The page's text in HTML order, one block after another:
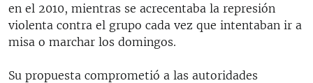
en el 2010, mientras se acrecentaba la represión
violenta contra el grupo cada vez que intentaban ir a
misa o marchar los domingos.
Su propuesta comprometió a las autoridades